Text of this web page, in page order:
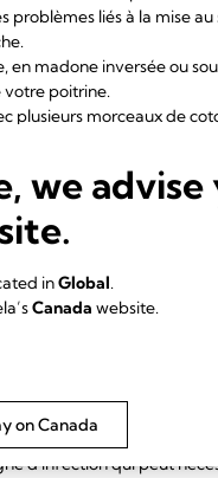
liés à la mise
en madone inversée ou
votre poitrine.
plusieurs morceaux de
avec un lange ou un
des>coussinets
avec de la
n'avez ainsi pas
compresses hydrogel
la douleur tout en
vêtements ne frottent
jours, lorsque votre
un spécialiste en
d'infection qui peut
we
inGlobal.
Canada website.
on Canada